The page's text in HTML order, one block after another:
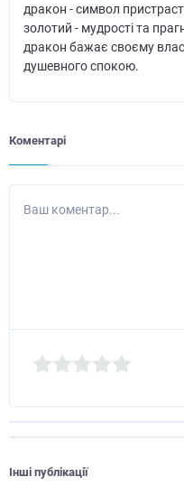
дракон - символ
золотий - мудрості та
дракон бажає своєму
душевного спокою.
Коментарі
Ваш коментар...
Інші публікації